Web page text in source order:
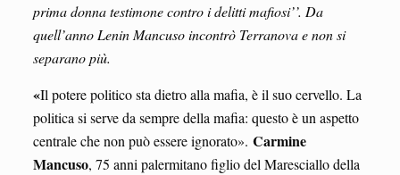
prima donna testimone contro i delitti mafiosi’’. Da
quell’anno Lenin Mancuso incontrò Terranova e non si
separano più.
«Il potere politico sta dietro alla mafia, è il suo cervello. La
politica si serve da sempre della mafia: questo è un aspetto
centrale che non può essere ignorato». Carmine
Mancuso, 75 anni palermitano figlio del Maresciallo della